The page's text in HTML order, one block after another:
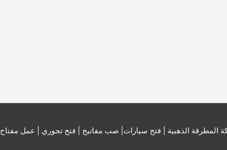
المطرقة الذهبية | فتح سيارات| صب مفاتيح | فتح تجوري | عمل مفتاح